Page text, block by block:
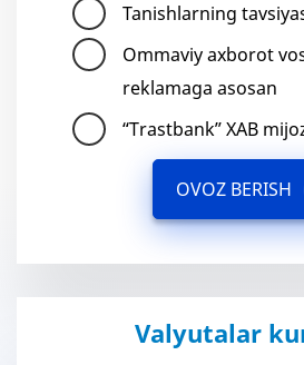
Tanishlarning
Ommaviy axborot
reklamaga asosan
“Trastbank” XAB
OVOZ BERISH
Valyutalar